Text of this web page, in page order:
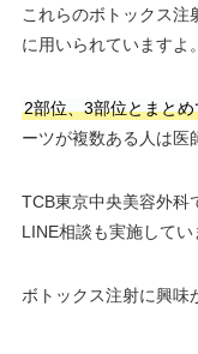
これらのボトックス注
に用いられていますよ。
2部位、3部位とまと
ーツが複数ある人は
TCB東京中央美容外科
LINE相談も実施してい
ボトックス注射に興味